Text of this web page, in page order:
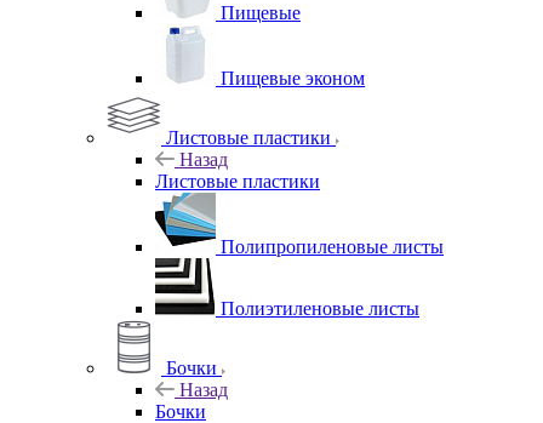
Пищевые
Пищевые эконом
Листовые пластики
Назад
Листовые пластики
Полипропиленовые листы
Полиэтиленовые листы
Бочки
Назад
Бочки